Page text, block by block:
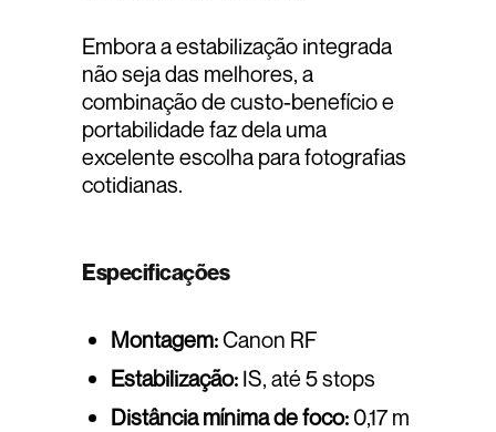
Embora a estabilização integrada
não seja das melhores, a
combinação de custo-benefício e
portabilidade faz dela uma
excelente escolha para fotografias
cotidianas.
Especificações
Montagem:Canon RF
Estabilização: IS, até 5 stops
Distância mínima de foco:0,17 m